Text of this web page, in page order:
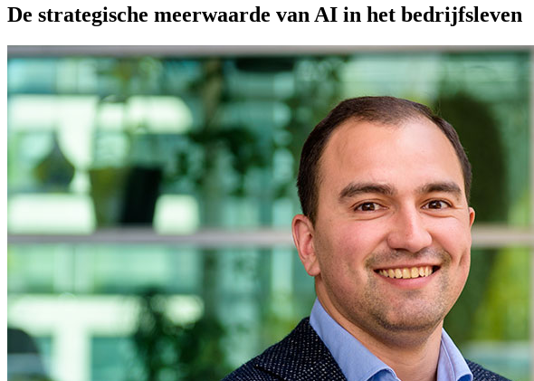
De strategische meerwaarde van AI in het bedrijfsleven